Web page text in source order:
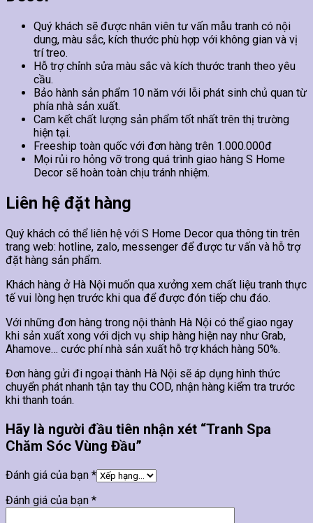
Quý khách sẽ được nhân viên tư vấn mẫu tranh có nội
dung, màu sắc, kích thước phù hợp với không gian và vị
trí treo.
Hỗ trợ chỉnh sửa màu sắc và kích thước tranh theo yêu
cầu.
Bảo hành sản phẩm 10 năm với lỗi phát sinh chủ quan từ
phía nhà sản xuất.
Cam kết chất lượng sản phẩm tốt nhất trên thị trường
hiện tại.
Freeship toàn quốc với đơn hàng trên 1.000.000đ
Mọi rủi ro hỏng vỡ trong quá trình giao hàng S Home
Decor sẽ hoàn toàn chịu tránh nhiệm.
Liên hệ đặt hàng
Quý khách có thể liên hệ với S Home Decor qua thông tin trên
trang web: hotline, zalo, messenger để được tư vấn và hỗ trợ
đặt hàng sản phẩm.
Khách hàng ở Hà Nội muốn qua xưởng xem chất liệu tranh thực
tế vui lòng hẹn trước khi qua để được đón tiếp chu đáo.
Với những đơn hàng trong nội thành Hà Nội có thể giao ngay
khi sản xuất xong với dịch vụ ship hàng hiện nay như Grab,
Ahamove… cước phí nhà sản xuất hỗ trợ khách hàng 50%.
Đơn hàng gửi đi ngoại thành Hà Nội sẽ áp dụng hình thức
chuyển phát nhanh tận tay thu COD, nhận hàng kiểm tra trước
khi thanh toán.
Hãy là người đầu tiên nhận xét “Tranh Spa
Chăm Sóc Vùng Đầu”
Đánh giá của bạn *
Đánh giá của bạn *